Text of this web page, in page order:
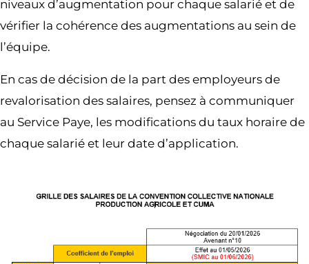
niveaux d’augmentation pour chaque salarié et de
vérifier la cohérence des augmentations au sein de
l’équipe.
En cas de décision de la part des employeurs de
revalorisation des salaires, pensez à communiquer
au Service Paye, les modifications du taux horaire de
chaque salarié et leur date d’application.